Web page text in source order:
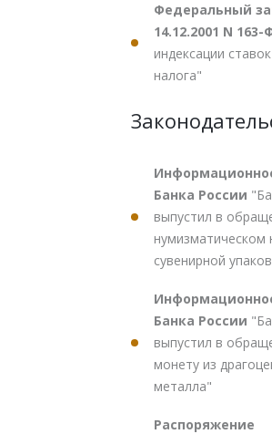
Федеральный
14.12.2001 N 163-
индексации
налога"
Банка России
выпустил в
нумизматическом
сувенирной
Банка России
выпустил в
монету из
металла"
Распоряжение